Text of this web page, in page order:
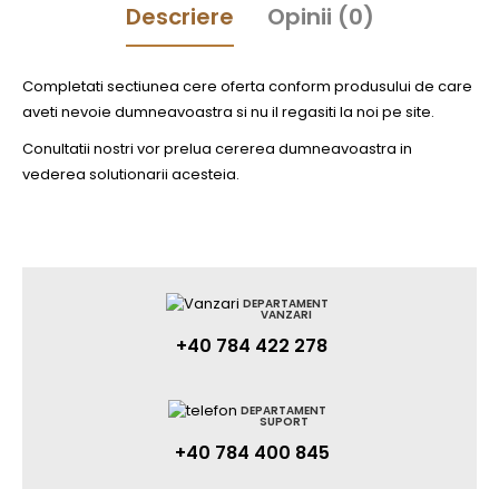
Descriere Opinii (0)
Completati sectiunea cere oferta conform produsului de care
aveti nevoie dumneavoastra si nu il regasiti la noi pe site.
Conultatii nostri vor prelua cererea dumneavoastra in
vederea solutionarii acesteia.
DEPARTAMENT
VANZARI
+40 784 422 278
DEPARTAMENT
SUPORT
+40 784 400 845